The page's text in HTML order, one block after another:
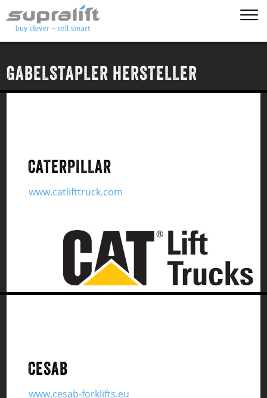
GABELSTAPLER HERSTELLER
CATERPILLAR
www.catlifttruck.com
CESAB
www.cesab-forklifts.eu